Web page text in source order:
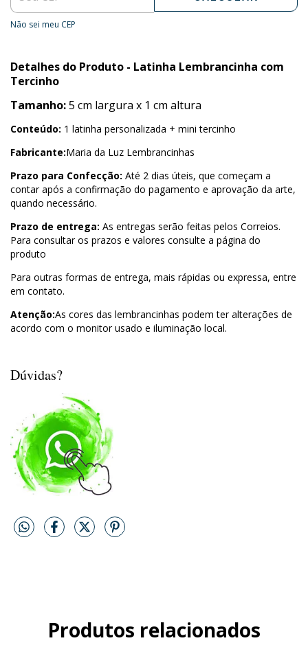
Não sei meu CEP
Detalhes do Produto - Latinha Lembrancinha com
Tercinho
Tamanho:5 cm largura x 1 cm altura
Conteúdo: 1 latinha personalizada + mini tercinho
Fabricante:Maria da Luz Lembrancinhas
Prazo para Confecção: Até 2 dias úteis, que começam a
contar após a confirmação do pagamento e aprovação da arte,
quando necessário.
Prazo de entrega: As entregas serão feitas pelos Correios.
Para consultar os prazos e valores consulte a página do
produto
Para outras formas de entrega, mais rápidas ou expressa, entre
em contato.
Atenção:As cores das lembrancinhas podem ter alterações de
acordo com o monitor usado e iluminação local.
Dúvidas?
Produtos relacionados